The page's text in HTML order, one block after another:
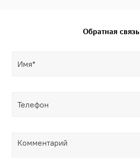
Обратная связь